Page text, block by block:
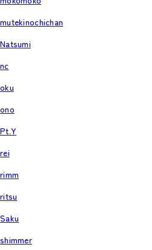
mutekinochichan
Natsumi
nc
oku
ono
Pt.Y
rei
rimm
ritsu
Saku
shimmer